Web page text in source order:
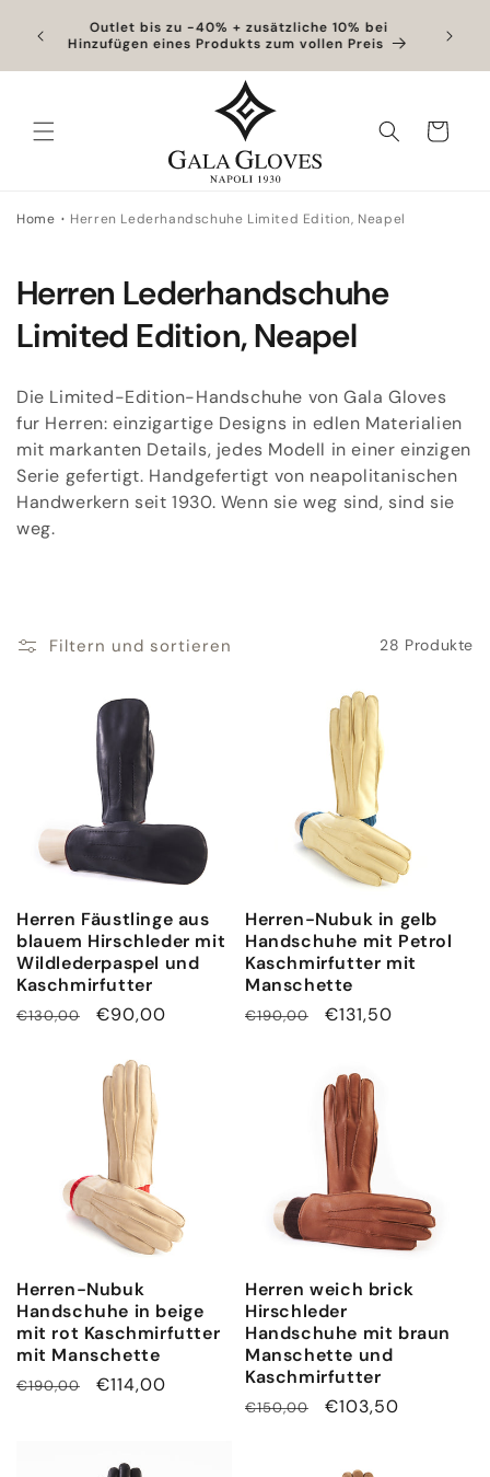
zum
Inhalt
Outlet bis zu -40% + zusätzliche 10% bei
Hinzufügen eines Produkts zum vollen Preis
Warenkorb
Home Herren Lederhandschuhe Limited Edition, Neapel
K
a
e
g
o
r
e
Herren Lederhandschuhe
Limited Edition, Neapel
Die Limited-Edition-Handschuhe von Gala Gloves
fur Herren: einzigartige Designs in edlen Materialien
mit markanten Details, jedes Modell in einer einzigen
Serie gefertigt. Handgefertigt von neapolitanischen
Handwerkern seit 1930. Wenn sie weg sind, sind sie
weg.
Filtern und sortieren 28 Produkte
Herren Fäustlinge aus
blauem Hirschleder mit
Wildlederpaspel und
Kaschmirfutter
Normaler
€130,00 Verkaufspreis
€90,00
Herren-Nubuk in gelb
Handschuhe mit Petrol
Kaschmirfutter mit
Manschette
Normaler
€190,00 Verkaufspreis
€131,50
Herren-Nubuk
Handschuhe in beige
mit rot Kaschmirfutter
mit Manschette
Normaler
€190,00 Verkaufspreis
€114,00
Herren weich brick
Hirschleder
Handschuhe mit braun
Manschette und
Kaschmirfutter
Normaler
€150,00 Verkaufspreis
€103,50